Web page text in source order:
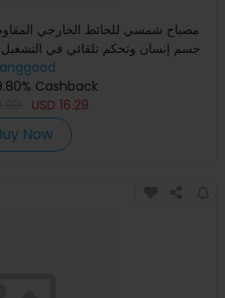
مصباح شمسي للحائط الخارجي
جسم إنسان وتحكم تلقائي في
Cashback
USD 16.29
Now